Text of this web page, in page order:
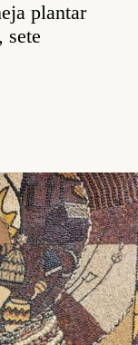
plantar
sete